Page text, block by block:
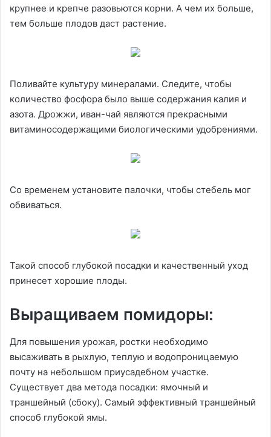
крупнее и крепче разовьются корни. А чем их больше,
тем больше плодов даст растение.
Поливайте культуру минералами. Следите, чтобы
количество фосфора было выше содержания калия и
азота. Дрожжи, иван-чай являются прекрасными
витаминосодержащими биологическими удобрениями.
Со временем установите палочки, чтобы стебель мог
обвиваться.
Такой способ глубокой посадки и качественный уход
принесет хорошие плоды.
Выращиваем помидоры:
Для повышения урожая, ростки необходимо
высаживать в рыхлую, теплую и водопроницаемую
почту на небольшом приусадебном участке.
Существует два метода посадки: ямочный и
траншейный (сбоку). Самый эффективный траншейный
способ глубокой ямы.